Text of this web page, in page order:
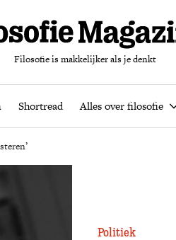
Filosofie is makkelijker als je denkt
Shortread Alles over filosofie
Leren Filosoferen Shortread
Politiek